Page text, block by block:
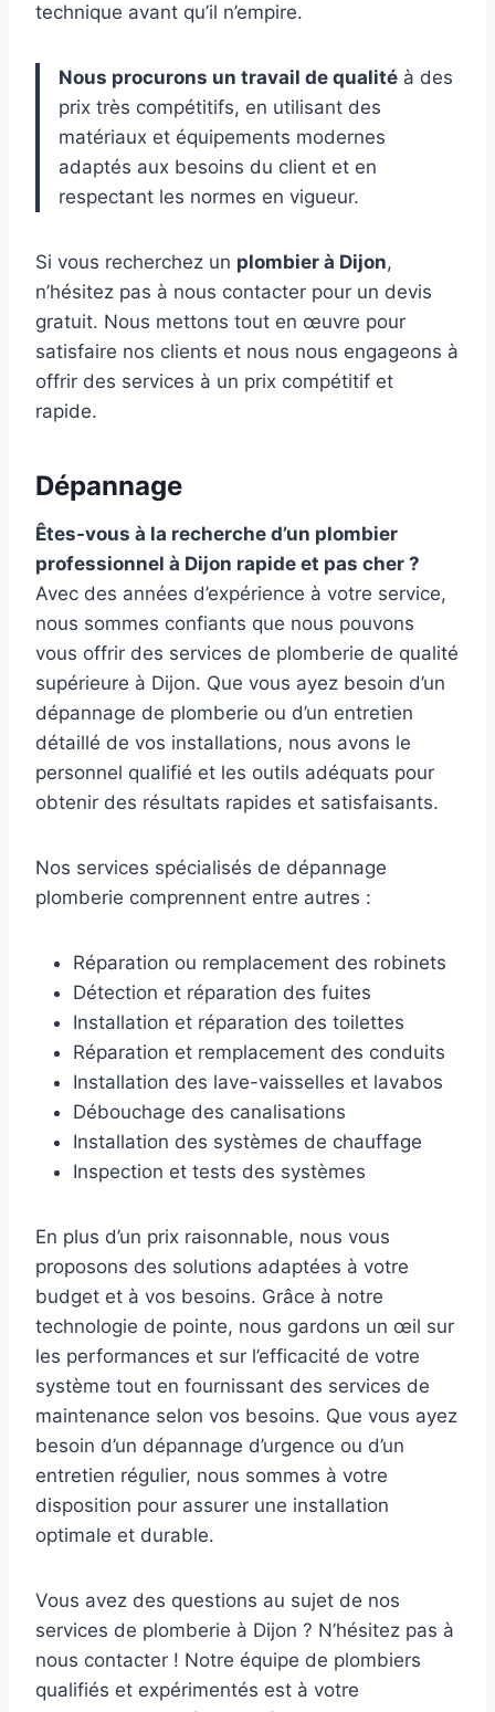
technique avant qu’il n’empire.
Nous procurons un travail de qualité à des
prix très compétitifs, en utilisant des
matériaux et équipements modernes
adaptés aux besoins du client et en
respectant les normes en vigueur.
Si vous recherchez un plombier à Dijon,
n’hésitez pas à nous contacter pour un devis
gratuit. Nous mettons tout en œuvre pour
satisfaire nos clients et nous nous engageons à
offrir des services à un prix compétitif et
rapide.
Dépannage
Êtes-vous à la recherche d’un plombier
professionnel à Dijon rapide et pas cher ?
Avec des années d’expérience à votre service,
nous sommes confiants que nous pouvons
vous offrir des services de plomberie de qualité
supérieure à Dijon. Que vous ayez besoin d’un
dépannage de plomberie ou d’un entretien
détaillé de vos installations, nous avons le
personnel qualifié et les outils adéquats pour
obtenir des résultats rapides et satisfaisants.
Nos services spécialisés de dépannage
plomberie comprennent entre autres :
Réparation ou remplacement des robinets
Détection et réparation des fuites
Installation et réparation des toilettes
Réparation et remplacement des conduits
Installation des lave-vaisselles et lavabos
Débouchage des canalisations
Installation des systèmes de chauffage
Inspection et tests des systèmes
En plus d’un prix raisonnable, nous vous
proposons des solutions adaptées à votre
budget et à vos besoins. Grâce à notre
technologie de pointe, nous gardons un œil sur
les performances et sur l’efficacité de votre
système tout en fournissant des services de
maintenance selon vos besoins. Que vous ayez
besoin d’un dépannage d’urgence ou d’un
entretien régulier, nous sommes à votre
disposition pour assurer une installation
optimale et durable.
Vous avez des questions au sujet de nos
services de plomberie à Dijon ? N’hésitez pas à
nous contacter ! Notre équipe de plombiers
qualifiés et expérimentés est à votre